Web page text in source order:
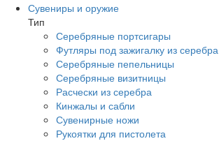
Сувениры и оружие
Тип
Серебряные портсигары
Футляры под зажигалку из серебра
Серебряные пепельницы
Серебряные визитницы
Расчески из серебра
Кинжалы и сабли
Сувенирные ножи
Рукоятки для пистолета